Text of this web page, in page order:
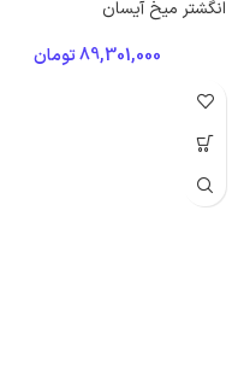
انگشتر میخ آیسان
89,301,000تومان